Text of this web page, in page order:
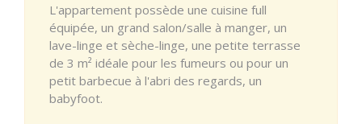
L'appartement possède une cuisine full
équipée, un grand salon/salle à manger, un
lave-linge et sèche-linge, une petite terrasse
de 3 m² idéale pour les fumeurs ou pour un
petit barbecue à l'abri des regards, un
babyfoot.